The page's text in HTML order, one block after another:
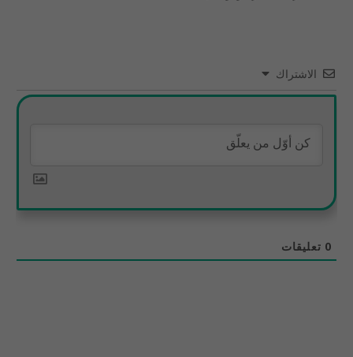
الاشتراك
0 تعليقات